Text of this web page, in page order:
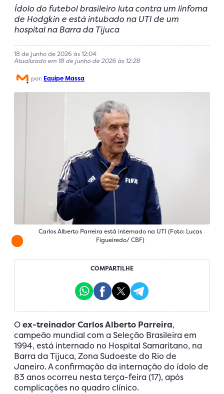
Ídolo do futebol brasileiro luta contra um linfoma
de Hodgkin e está intubado na UTI de um
hospital na Barra da Tijuca
18 de junho de 2026 às 12:04
Atualizado em 18 de junho de 2026 às 12:28
por: Equipe Massa
Carlos Alberto Parreira está internado na UTI (Foto: Lucas
Figueiredo/ CBF)
COMPARTILHE
Oex-treinador Carlos Alberto Parreira,
campeão mundial com a Seleção Brasileira em
1994, está internado no Hospital Samaritano, na
Barra da Tijuca, Zona Sudoeste do Rio de
Janeiro. A confirmação da internação do ídolo de
83 anos ocorreu nesta terça-feira (17), após
complicações no quadro clínico.